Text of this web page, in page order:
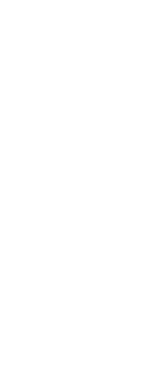
do pulmão são
revela estudo
no cancro da
doentes não